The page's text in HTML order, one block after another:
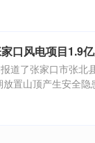
口风电项目1.9
道了张家口市张北
置山顶产生安全